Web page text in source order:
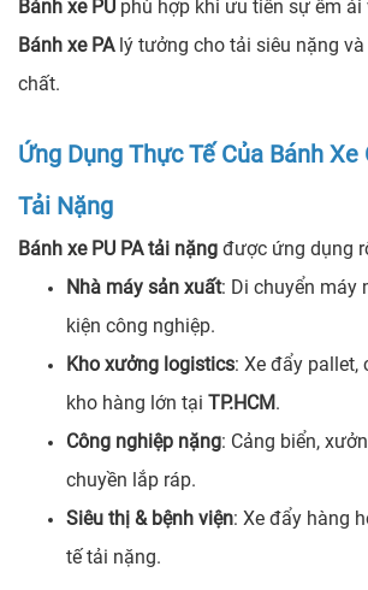
Bánh xe PU phù hợp khi ưu tiên sự êm ái
Bánh xe PAlý tưởng cho tải siêu nặng
chất.
Ứng Dụng Thực Tế Của Bánh Xe
Tải Nặng
Bánh xe PU PA tải nặng được ứng dụng
Nhà máy sản xuất: Di chuyển máy
kiện công nghiệp.
Kho xưởng logistics: Xe đẩy pallet,
kho hàng lớn tại TP.HCM.
Công nghiệp nặng: Cảng biển,
chuyền lắp ráp.
Siêu thị & bệnh viện: Xe đẩy hàng
tế tải nặng.